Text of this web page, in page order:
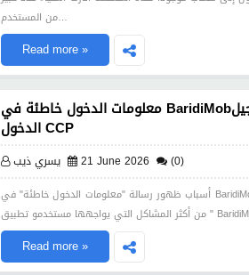
من المستخدم…
Read more »
معلومات الدخول خاطئة في BaridiMob؟ الحل النهائي لخطأ تسجيل
الدخول CCP
يسري ذيب 21 June 2026 (0)
أسباب ظهور رسالة "معلومات الدخول خاطئة" في BaridiMob تعتبر رسالة " معلومات الدخول خاطئة
Read more »